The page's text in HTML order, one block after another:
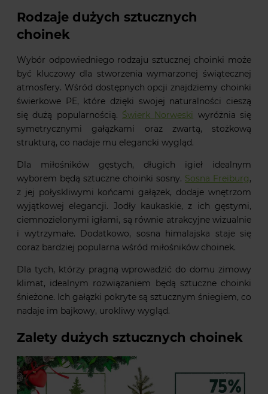
Rodzaje dużych sztucznych
choinek
Wybór odpowiedniego rodzaju sztucznej choinki może
być kluczowy dla stworzenia wymarzonej świątecznej
atmosfery. Wśród dostępnych opcji znajdziemy choinki
świerkowe PE, które dzięki swojej naturalności cieszą
się dużą popularnością. Świerk Norweski wyróżnia się
symetrycznymi gałązkami oraz zwartą, stożkową
strukturą, co nadaje mu elegancki wygląd.
Dla miłośników gęstych, długich igieł idealnym
wyborem będą sztuczne choinki sosny. Sosna Freiburg,
z jej połyskliwymi końcami gałązek, dodaje wnętrzom
wyjątkowej elegancji. Jodły kaukaskie, z ich gęstymi,
ciemnozielonymi igłami, są równie atrakcyjne wizualnie
i wytrzymałe. Dodatkowo, sosna himalajska staje się
coraz bardziej popularna wśród miłośników choinek.
Dla tych, którzy pragną wprowadzić do domu zimowy
klimat, idealnym rozwiązaniem będą sztuczne choinki
śnieżone. Ich gałązki pokryte są sztucznym śniegiem, co
nadaje im bajkowy, urokliwy wygląd.
Zalety dużych sztucznych choinek